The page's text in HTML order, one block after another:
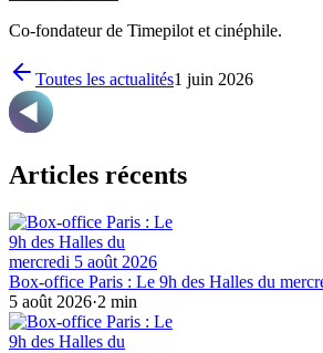
Co-fondateur de Timepilot et cinéphile.
Toutes les actualités1 juin 2026
Articles récents
Box-office Paris : Le 9h des Halles du
5 août 2026·2 min